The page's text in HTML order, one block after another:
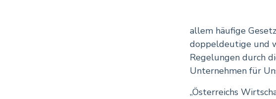
allem häufige
doppeldeutige und
Regelungen durch
Unternehmen für
„Österreichs